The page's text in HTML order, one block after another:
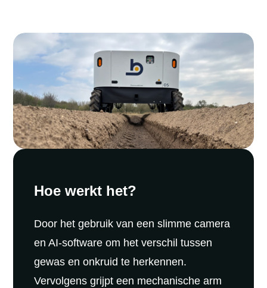
Hoe werkt het?
Door het gebruik van een slimme camera
en AI-software om het verschil tussen
gewas en onkruid te herkennen.
Vervolgens grijpt een mechanische arm